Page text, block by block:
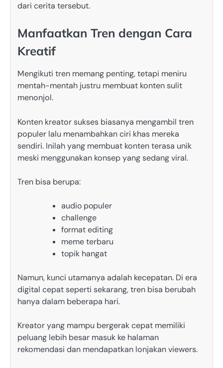
dari cerita tersebut.
Manfaatkan Tren dengan Cara
Kreatif
Mengikuti tren memang penting, tetapi meniru
mentah-mentah justru membuat konten sulit
menonjol.
Konten kreator sukses biasanya mengambil tren
populer lalu menambahkan ciri khas mereka
sendiri. Inilah yang membuat konten terasa unik
meski menggunakan konsep yang sedang viral.
Tren bisa berupa:
audio populer
challenge
format editing
meme terbaru
topik hangat
Namun, kunci utamanya adalah kecepatan. Di era
digital cepat seperti sekarang, tren bisa berubah
hanya dalam beberapa hari.
Kreator yang mampu bergerak cepat memiliki
peluang lebih besar masuk ke halaman
rekomendasi dan mendapatkan lonjakan viewers.